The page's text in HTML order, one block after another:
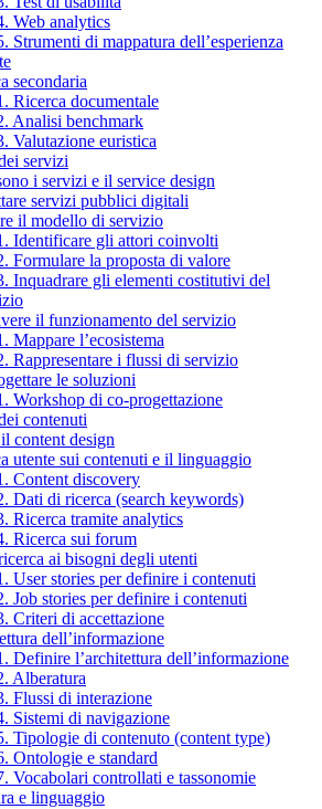
Web analytics
Strumenti di mappatura dell’esperienza
secondaria
Ricerca documentale
Analisi benchmark
Valutazione euristica
servizi
i servizi e il service design
servizi pubblici digitali
il modello di servizio
Identificare gli attori coinvolti
Formulare la proposta di valore
Inquadrare gli elementi costitutivi del
il funzionamento del servizio
Mappare l’ecosistema
Rappresentare i flussi di servizio
le soluzioni
Workshop di co-progettazione
contenuti
content design
utente sui contenuti e il linguaggio
Content discovery
Dati di ricerca (search keywords)
Ricerca tramite analytics
Ricerca sui forum
ai bisogni degli utenti
User stories per definire i contenuti
Job stories per definire i contenuti
Criteri di accettazione
dell’informazione
Definire l’architettura dell’informazione
Alberatura
Flussi di interazione
Sistemi di navigazione
Tipologie di contenuto (content type)
Ontologie e standard
Vocabolari controllati e tassonomie
e linguaggio